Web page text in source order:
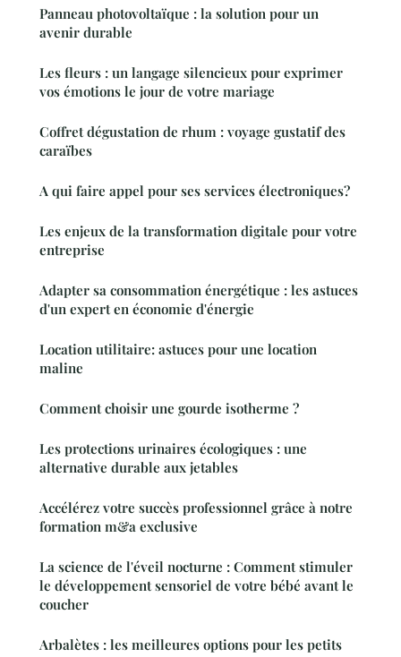
Panneau photovoltaïque : la solution pour un
avenir durable
Les fleurs : un langage silencieux pour exprimer
vos émotions le jour de votre mariage
Coffret dégustation de rhum : voyage gustatif des
caraïbes
A qui faire appel pour ses services électroniques?
Les enjeux de la transformation digitale pour votre
entreprise
Adapter sa consommation énergétique : les astuces
d'un expert en économie d'énergie
Location utilitaire: astuces pour une location
maline
Comment choisir une gourde isotherme ?
Les protections urinaires écologiques : une
alternative durable aux jetables
Accélérez votre succès professionnel grâce à notre
formation m&a exclusive
La science de l'éveil nocturne : Comment stimuler
le développement sensoriel de votre bébé avant le
coucher
Arbalètes : les meilleures options pour les petits